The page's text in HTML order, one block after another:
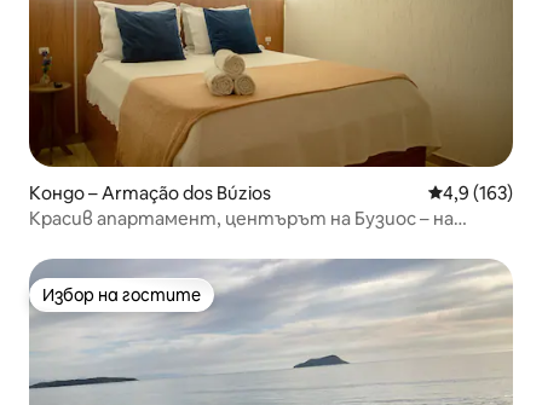
Кондо – Armação dos Búzios Средна
4,9 (163)
Красив апартамент, центърът на Бузиос – на
Избор на гостите
Избор на гостите